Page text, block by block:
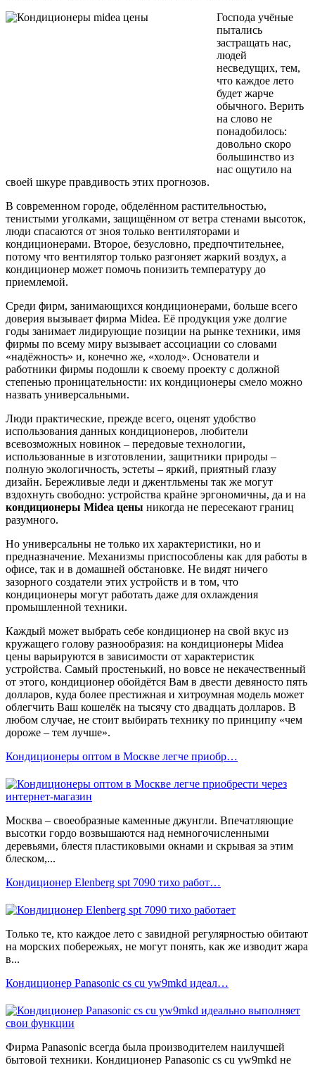
Господа учёные
пытались
застращать нас,
людей
несведущих, тем,
что каждое лето
будет жарче
обычного. Верить
на слово не
понадобилось:
довольно скоро
большинство из
нас ощутило на
своей шкуре правдивость этих прогнозов.
В современном городе, обделённом растительностью,
тенистыми уголками, защищённом от ветра стенами высоток,
люди спасаются от зноя только вентиляторами и
кондиционерами. Второе, безусловно, предпочтительнее,
потому что вентилятор только разгоняет жаркий воздух, а
кондиционер может помочь понизить температуру до
приемлемой.
Среди фирм, занимающихся кондиционерами, больше всего
доверия вызывает фирма Midea. Её продукция уже долгие
годы занимает лидирующие позиции на рынке техники, имя
фирмы по всему миру вызывает ассоциации со словами
«надёжность» и, конечно же, «холод». Основатели и
работники фирмы подошли к своему проекту с должной
степенью проницательности: их кондиционеры смело можно
назвать универсальными.
Люди практические, прежде всего, оценят удобство
использования данных кондиционеров, любители
всевозможных новинок – передовые технологии,
использованные в изготовлении, защитники природы –
полную экологичность, эстеты – яркий, приятный глазу
дизайн. Бережливые леди и джентльмены так же могут
вздохнуть свободно: устройства крайне эргономичны, да и на
кондиционеры Midea цены никогда не пересекают границ
разумного.
Но универсальны не только их характеристики, но и
предназначение. Механизмы приспособлены как для работы в
офисе, так и в домашней обстановке. Не видят ничего
зазорного создатели этих устройств и в том, что
кондиционеры могут работать даже для охлаждения
промышленной техники.
Каждый может выбрать себе кондиционер на свой вкус из
кружащего голову разнообразия: на кондиционеры Midea
цены варьируются в зависимости от характеристик
устройства. Самый простенький, но вовсе не некачественный
от этого, кондиционер обойдётся Вам в двести девяносто пять
долларов, куда более престижная и хитроумная модель может
облегчить Ваш кошелёк на тысячу сто двадцать долларов. В
любом случае, не стоит выбирать технику по принципу «чем
дороже – тем лучше».
Кондиционеры оптом в Москве легче приобр…
Москва – своеобразные каменные джунгли. Впечатляющие
высотки гордо возвышаются над немногочисленными
деревьями, блестя пластиковыми окнами и скрывая за этим
блеском,...
Кондиционер Еlenberg spt 7090 тихо работ…
Только те, кто каждое лето с завидной регулярностью обитают
на морских побережьях, не могут понять, как же изводит жара
в...
Кондиционер Рanasonic cs cu yw9mkd идеал…
Фирма Panasonic всегда была производителем наилучшей
бытовой техники. Кондиционер Рanasonic cs cu yw9mkd не